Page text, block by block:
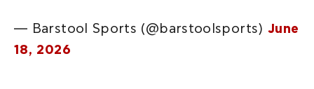
— Barstool Sports (@barstoolsports) June
18, 2026